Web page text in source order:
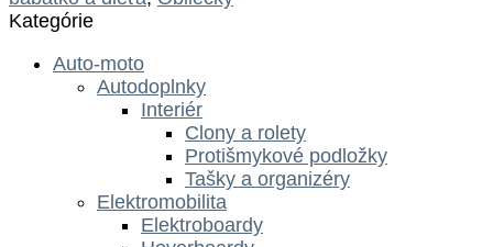
Kategórie
Auto-moto
Autodoplnky
Interiér
Clony a rolety
Protišmykové podložky
Tašky a organizéry
Elektromobilita
Elektroboardy